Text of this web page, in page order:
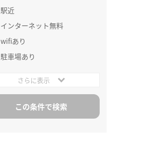
駅近
インターネット無料
wifiあり
駐車場あり
さらに表示